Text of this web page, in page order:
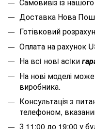
Доставка Нова
Готівковий
Оплата на рахунок
На всi новi асiки
На нові моделі
виробника.
Консультація з
телефоном,
З 11:00 до 19:00 у